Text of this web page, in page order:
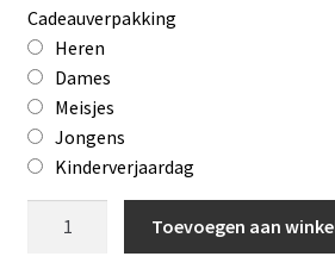
Cadeauverpakking
Heren
Dames
Meisjes
Jongens
Kinderverjaardag
Toevoegen aan